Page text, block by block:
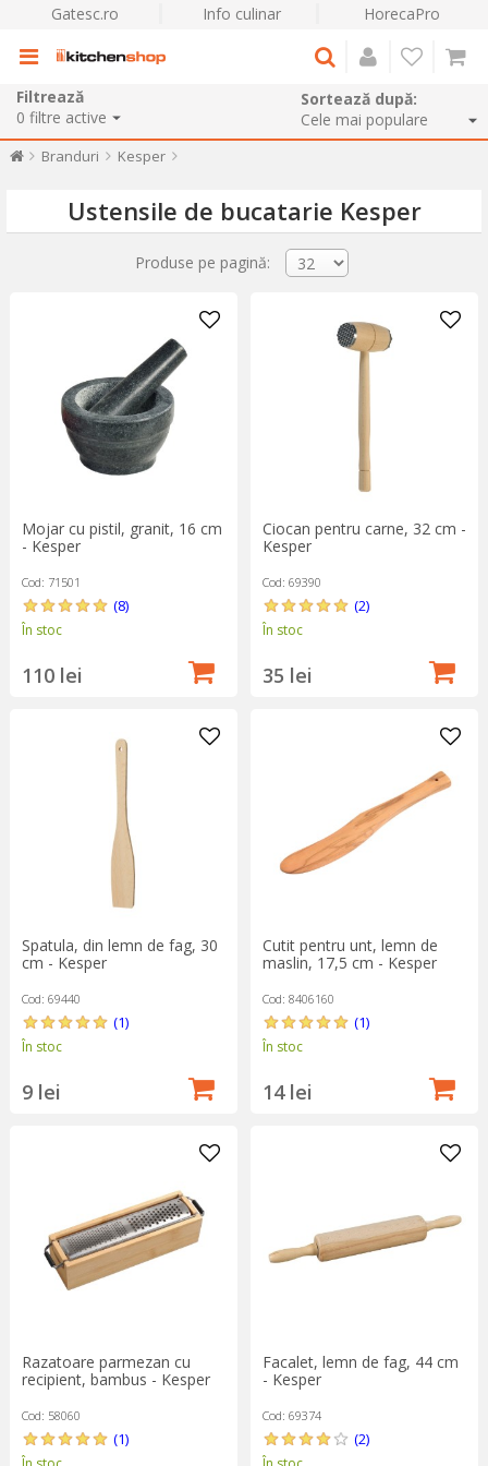
Gatesc.ro Info culinar HorecaPro
Filtrează
0 filtre active
Sortează după:
Branduri Kesper
Ustensile de bucatarie Kesper
Produse pe pagină:
Mojar cu pistil, granit, 16 cm
- Kesper
Cod: 71501
(8)
În stoc
110 lei
Ciocan pentru carne, 32 cm -
Kesper
Cod: 69390
(2)
În stoc
35 lei
Spatula, din lemn de fag, 30
cm - Kesper
Cod: 69440
(1)
În stoc
9 lei
Cutit pentru unt, lemn de
maslin, 17,5 cm - Kesper
Cod: 8406160
(1)
În stoc
14 lei
Razatoare parmezan cu
recipient, bambus - Kesper
Cod: 58060
(1)
Facalet, lemn de fag, 44 cm
- Kesper
Cod: 69374
(2)